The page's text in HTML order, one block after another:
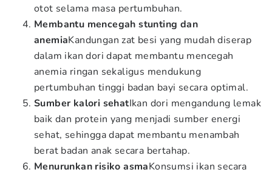
otot selama masa pertumbuhan.
Membantu mencegah stunting dan
anemiaKandungan zat besi yang mudah diserap
dalam ikan dori dapat membantu mencegah
anemia ringan sekaligus mendukung
pertumbuhan tinggi badan bayi secara optimal.
Sumber kalori sehatIkan dori mengandung lemak
baik dan protein yang menjadi sumber energi
sehat, sehingga dapat membantu menambah
berat badan anak secara bertahap.
Menurunkan risiko asmaKonsumsi ikan secara